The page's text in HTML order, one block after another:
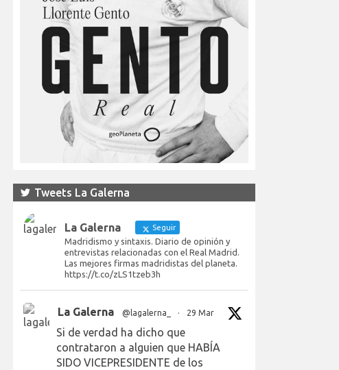
Tweets La Galerna
La Galerna Seguir
Madridismo y sintaxis. Diario de opinión y
entrevistas relacionadas con el Real Madrid.
Las mejores firmas madridistas del planeta.
https://t.co/zLS1tzeb3h
La Galerna @lagalerna_ · 29 Mar
Si de verdad ha dicho que
contrataron a alguien que HABÍA
SIDO VICEPRESIDENTE de los